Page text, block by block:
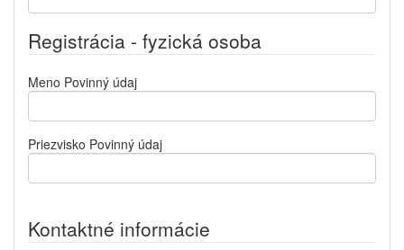
Registrácia - fyzická osoba
Meno Povinný údaj
Priezvisko Povinný údaj
Kontaktné informácie